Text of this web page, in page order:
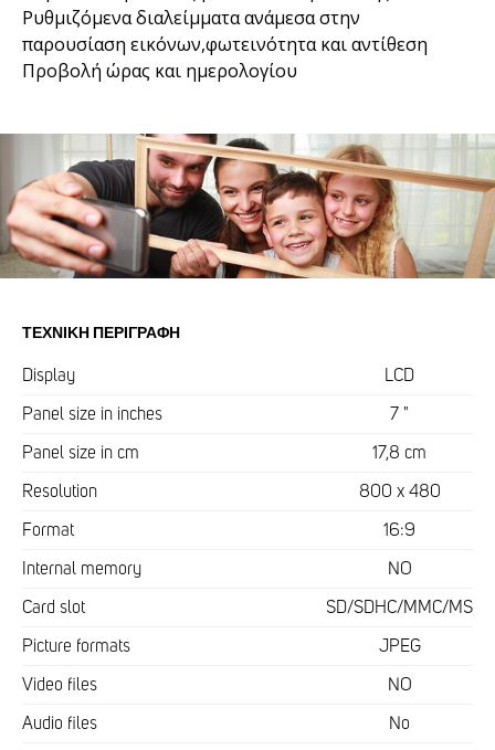
Ρυθμιζόμενα διαλείμματα ανάμεσα στην
παρουσίαση εικόνων,φωτεινότητα και αντίθεση
Προβολή ώρας και ημερολογίου
ΤΕΧΝΙΚΉ ΠΕΡΙΓΡΑΦΉ
Display LCD
Panel size in inches 7 "
Panel size in cm 17,8 cm
Resolution 800 x 480
Format 16:9
Internal memory NO
Card slot SD/SDHC/MMC/MS
Picture formats JPEG
Video files NO
Audio files No